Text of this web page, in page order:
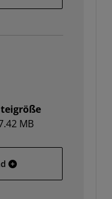
MB
EDK 7.1i SW - Solaris